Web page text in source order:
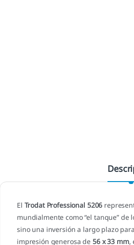
El Trodat Professional 5206
mundialmente como “el tanque”
sino una inversión a largo plazo
impresión generosa de 56 x 33 mm,